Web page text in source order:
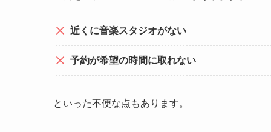
近くに音楽スタジオがない
予約が希望の時間に取れない
といった不便な点もあります。